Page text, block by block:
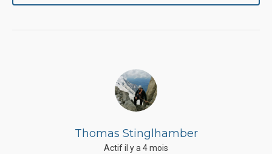
Thomas Stinglhamber
Actif il y a 4 mois